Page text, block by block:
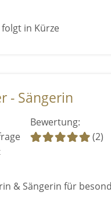
in Kürze
- Sängerin
Bewertung:
(2)
& Sängerin für